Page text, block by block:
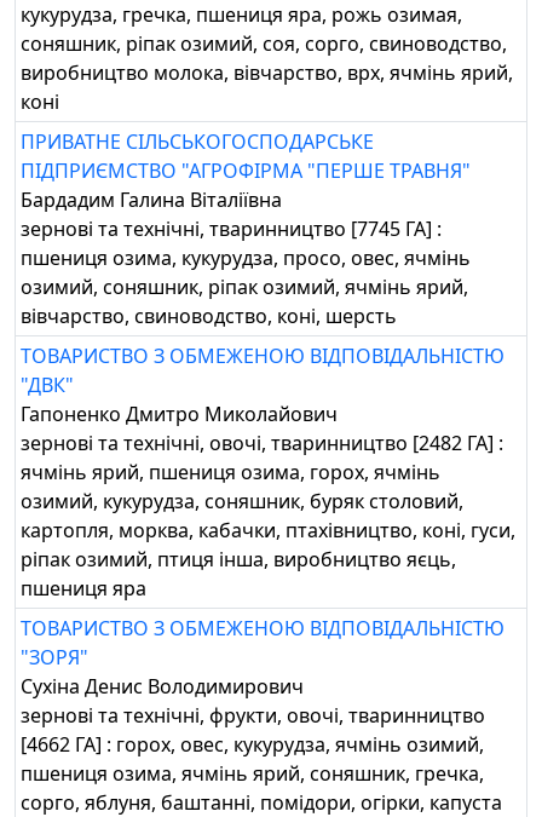
кукурудза, гречка, пшениця яра, рожь озимая,
соняшник, ріпак озимий, соя, сорго, свиноводство,
виробництво молока, вівчарство, врх, ячмінь ярий,
коні
ПРИВАТНЕ СІЛЬСЬКОГОСПОДАРСЬКЕ
ПІДПРИЄМСТВО "АГРОФІРМА "ПЕРШЕ ТРАВНЯ"
Бардадим Галина Віталіївна
зернові та технічні, тваринництво [7745 ГА] :
пшениця озима, кукурудза, просо, овес, ячмінь
озимий, соняшник, ріпак озимий, ячмінь ярий,
вівчарство, свиноводство, коні, шерсть
ТОВАРИСТВО З ОБМЕЖЕНОЮ ВІДПОВІДАЛЬНІСТЮ
"ДВК"
Гапоненко Дмитро Миколайович
зернові та технічні, овочі, тваринництво [2482 ГА] :
ячмінь ярий, пшениця озима, горох, ячмінь
озимий, кукурудза, соняшник, буряк столовий,
картопля, морква, кабачки, птахівництво, коні, гуси,
ріпак озимий, птиця інша, виробництво яєць,
пшениця яра
ТОВАРИСТВО З ОБМЕЖЕНОЮ ВІДПОВІДАЛЬНІСТЮ
"ЗОРЯ"
Сухіна Денис Володимирович
зернові та технічні, фрукти, овочі, тваринництво
[4662 ГА] : горох, овес, кукурудза, ячмінь озимий,
пшениця озима, ячмінь ярий, соняшник, гречка,
сорго, яблуня, баштанні, помідори, огірки, капуста